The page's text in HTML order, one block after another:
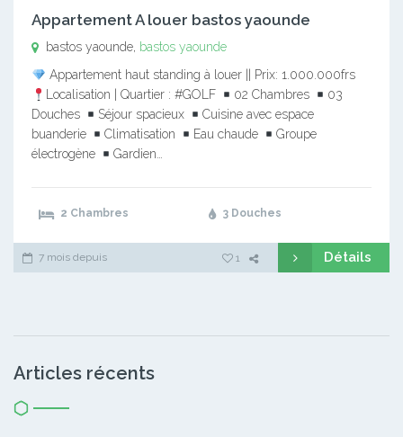
Appartement A louer bastos yaounde
bastos yaounde, bastos yaounde
Appartement haut standing à louer || Prix: 1.000.000frs
Localisation | Quartier : #GOLF
02 Chambres
03
Douches
Séjour spacieux
Cuisine avec espace
buanderie
Climatisation Eau chaude
Groupe
électrogène
Gardien…
2 Chambres 3 Douches
7 mois depuis 1 Détails
Articles récents